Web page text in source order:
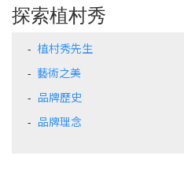
探索植村秀
- ​​​ 植村秀先生
- ​ 藝術之美
- 品牌歷史
- ​ 品牌理念